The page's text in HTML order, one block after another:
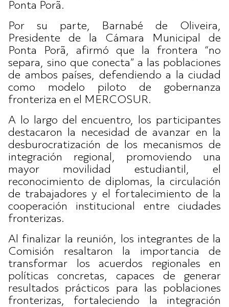
Ponta Porã.
Por su parte, Barnabé de Oliveira,
Presidente de la Cámara Municipal de
Ponta Porã, afirmó que la frontera “no
separa, sino que conecta” a las poblaciones
de ambos países, defendiendo a la ciudad
como modelo piloto de gobernanza
fronteriza en el MERCOSUR.
A lo largo del encuentro, los participantes
destacaron la necesidad de avanzar en la
desburocratización de los mecanismos de
integración regional, promoviendo una
mayor movilidad estudiantil, el
reconocimiento de diplomas, la circulación
de trabajadores y el fortalecimiento de la
cooperación institucional entre ciudades
fronterizas.
Al finalizar la reunión, los integrantes de la
Comisión resaltaron la importancia de
transformar los acuerdos regionales en
políticas concretas, capaces de generar
resultados prácticos para las poblaciones
fronterizas, fortaleciendo la integración